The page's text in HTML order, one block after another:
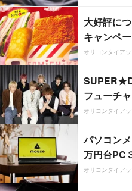
大好評に
キャンペ
オリコンタイア
フューチ
オリコンタイア
パソコン
万円台PC
オリコンタイア